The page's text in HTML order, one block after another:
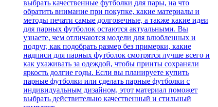
выбрать качественные футболки для пары, на что
обратить внимание при покупке, какие материалы и
методы печати самые долговечные, а также какие идеи
для парных футболок остаются актуальными. Вы
узнаете, чем отличаются модели для влюбленных и
подруг, как подобрать размер без примерки, какие
надписи для парных футболок смотрятся лучше всего и
как ухаживать за одеждой, чтобы принты сохраняли
яркость долгие годы. Если вы планируете купить
парные футболки или сделать парные футболки с
индивидуальным дизайном, этот материал поможет
выбрать действительно качественный и стильный